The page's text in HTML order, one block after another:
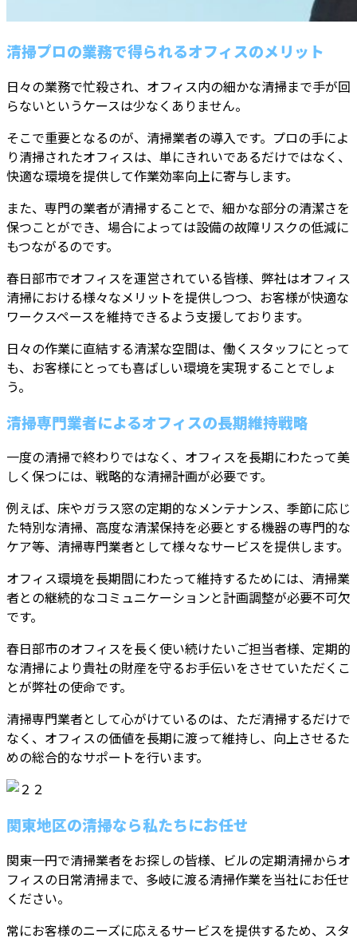
清掃プロの業務で得られるオフィスのメリット
日々の業務で忙殺され、オフィス内の細かな清掃まで手が回
らないというケースは少なくありません。
そこで重要となるのが、清掃業者の導入です。プロの手によ
り清掃されたオフィスは、単にきれいであるだけではなく、
快適な環境を提供して作業効率向上に寄与します。
また、専門の業者が清掃することで、細かな部分の清潔さを
保つことができ、場合によっては設備の故障リスクの低減に
もつながるのです。
春日部市でオフィスを運営されている皆様、弊社はオフィス
清掃における様々なメリットを提供しつつ、お客様が快適な
ワークスペースを維持できるよう支援しております。
日々の作業に直結する清潔な空間は、働くスタッフにとって
も、お客様にとっても喜ばしい環境を実現することでしょ
う。
清掃専門業者によるオフィスの長期維持戦略
一度の清掃で終わりではなく、オフィスを長期にわたって美
しく保つには、戦略的な清掃計画が必要です。
例えば、床やガラス窓の定期的なメンテナンス、季節に応じ
た特別な清掃、高度な清潔保持を必要とする機器の専門的な
ケア等、清掃専門業者として様々なサービスを提供します。
オフィス環境を長期間にわたって維持するためには、清掃業
者との継続的なコミュニケーションと計画調整が必要不可欠
です。
春日部市のオフィスを長く使い続けたいご担当者様、定期的
な清掃により貴社の財産を守るお手伝いをさせていただくこ
とが弊社の使命です。
清掃専門業者として心がけているのは、ただ清掃するだけで
なく、オフィスの価値を長期に渡って維持し、向上させるた
めの総合的なサポートを行います。
関東地区の清掃なら私たちにお任せ
関東一円で清掃業者をお探しの皆様、ビルの定期清掃からオ
フィスの日常清掃まで、多岐に渡る清掃作業を当社にお任せ
ください。
常にお客様のニーズに応えるサービスを提供するため、スタ